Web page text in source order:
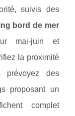
suivis des
bord de mer
mai-juin et
la proximité
des
proposant un
complet